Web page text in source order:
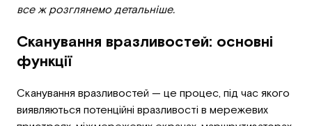
все ж розглянемо детальніше.
Сканування вразливостей: основні
функції
Сканування вразливостей — це процес, під час якого
виявляються потенційні вразливості в мережевих